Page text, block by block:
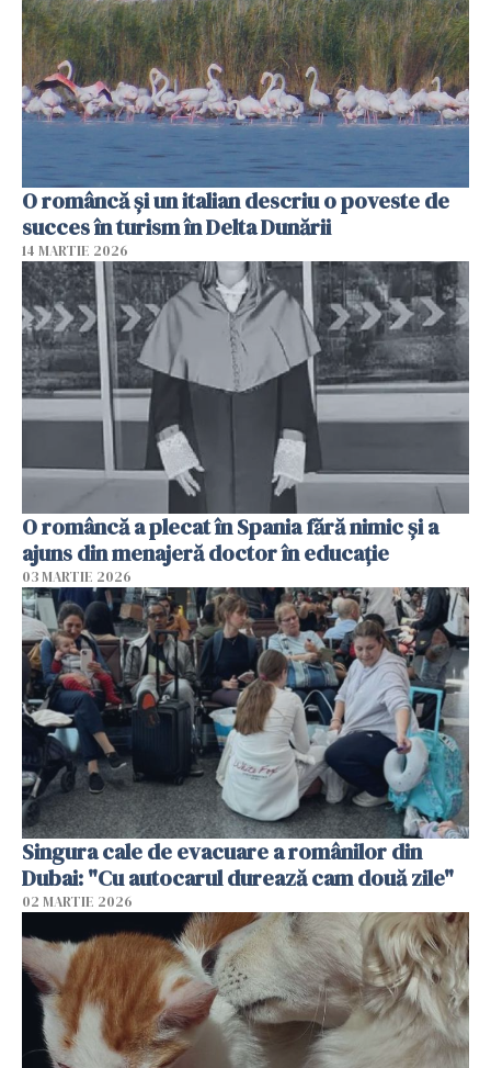
O româncă și un italian descriu o poveste de
succes în turism în Delta Dunării
14 MARTIE 2026
O româncă a plecat în Spania fără nimic și a
ajuns din menajeră doctor în educație
03 MARTIE 2026
Singura cale de evacuare a românilor din
Dubai: "Cu autocarul durează cam două zile"
02 MARTIE 2026